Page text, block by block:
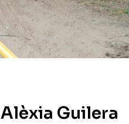
Alèxia Guilera